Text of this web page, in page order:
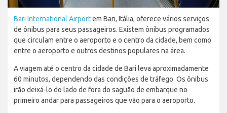
Bari International Airportem Bari, Itália, oferece vários serviços
de ônibus para seus passageiros. Existem ônibus programados
que circulam entre o aeroporto e o centro da cidade, bem como
entre o aeroporto e outros destinos populares na área.
A viagem até o centro da cidade de Bari leva aproximadamente
60 minutos, dependendo das condições de tráfego. Os ônibus
irão deixá-lo do lado de fora do saguão de embarque no
primeiro andar para passageiros que vão para o aeroporto.